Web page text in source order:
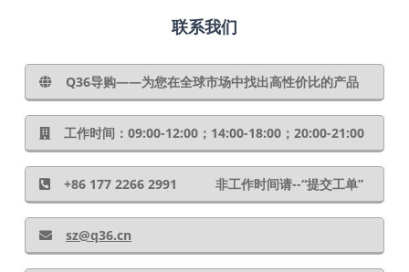
联系我们
Q36导购——为您在全球市场中找出高性价比的产品
工作时间：09:00-12:00；14:00-18:00；20:00-21:00
+86 177 2266 2991 非工作时间请--“提交工单”
sz@q36.cn